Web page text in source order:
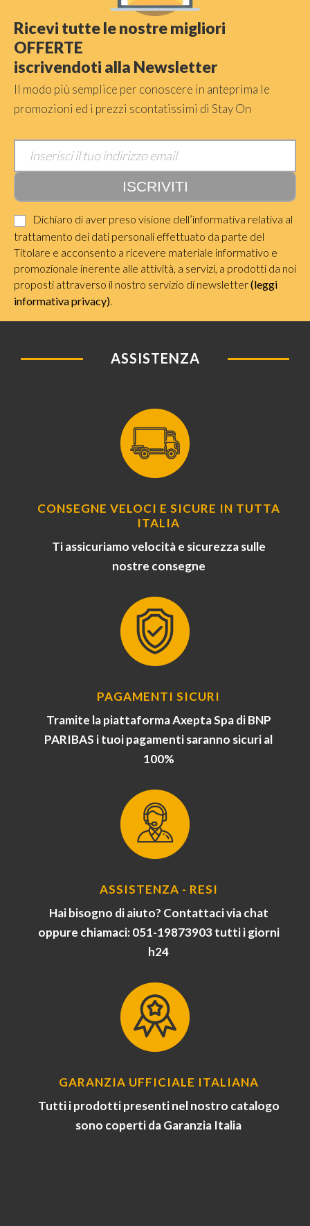
Ricevi tutte le nostre migliori
OFFERTE
iscrivendoti alla Newsletter
Il modo più semplice per conoscere in anteprima le
promozioni ed i prezzi scontatissimi di Stay On
Dichiaro di aver preso visione dell’informativa relativa al
trattamento dei dati personali effettuato da parte del
Titolare e acconsento a ricevere materiale informativo e
promozionale inerente alle attività, a servizi, a prodotti da noi
proposti attraverso il nostro servizio di newsletter(leggi
informativa privacy)
ASSISTENZA
CONSEGNE VELOCI E SICURE IN TUTTA
ITALIA
Ti assicuriamo velocità e sicurezza sulle
nostre consegne
PAGAMENTI SICURI
Tramite la piattaforma Axepta Spa di BNP
PARIBAS i tuoi pagamenti saranno sicuri al
100%
ASSISTENZA - RESI
Hai bisogno di aiuto? Contattaci via chat
oppure chiamaci: 051-19873903 tutti i giorni
h24
GARANZIA UFFICIALE ITALIANA
Tutti i prodotti presenti nel nostro catalogo
sono coperti da Garanzia Italia